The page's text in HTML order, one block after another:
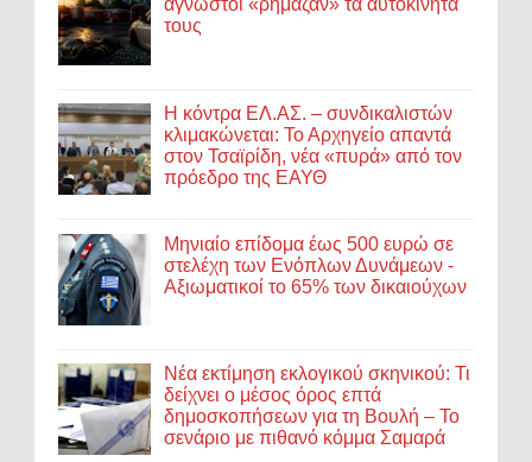
άγνωστοι «ρήμαζαν» τα αυτοκίνητά
τους
Η κόντρα ΕΛ.ΑΣ. – συνδικαλιστών
κλιμακώνεται: Το Αρχηγείο απαντά
στον Τσαϊρίδη, νέα «πυρά» από τον
πρόεδρο της ΕΑΥΘ
Μηνιαίο επίδομα έως 500 ευρώ σε
στελέχη των Ενόπλων Δυνάμεων -
Αξιωματικοί το 65% των δικαιούχων
Νέα εκτίμηση εκλογικού σκηνικού: Τι
δείχνει ο μέσος όρος επτά
δημοσκοπήσεων για τη Βουλή – Το
σενάριο με πιθανό κόμμα Σαμαρά